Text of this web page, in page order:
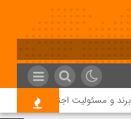
و مسئولیت اجتماعی دماوند